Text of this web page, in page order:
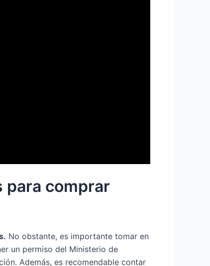
para comprar
No obstante, es importante tomar en
un permiso del Ministerio de
Además, es recomendable contar